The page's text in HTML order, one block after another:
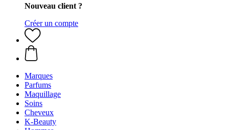
Nouveau client ?
Créer un compte
Marques
Parfums
Maquillage
Soins
Cheveux
K-Beauty